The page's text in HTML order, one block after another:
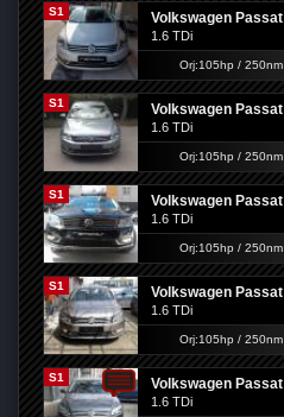
S1 Volkswagen Passat
1.6 TDi
Orj:105hp / 250nm
S1 Volkswagen Passat
1.6 TDi
Orj:105hp / 250nm
S1 Volkswagen Passat
1.6 TDi
Orj:105hp / 250nm
S1 Volkswagen Passat
1.6 TDi
Orj:105hp / 250nm
S1 Volkswagen Passat
1.6 TDi